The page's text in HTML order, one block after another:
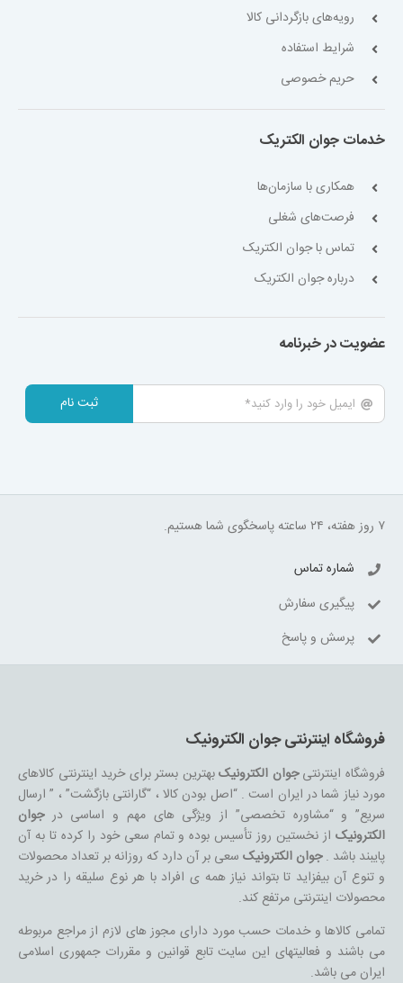
رویه‌های بازگردانی کالا
شرایط استفاده
حریم خصوصی
خدمات جوان الکتریک
همکاری با سازمان‌ها
فرصت‌های شغلی
تماس با جوان الکتریک
درباره جوان الکتریک
عضویت در خبرنامه
ثبت نام
۷ روز هفته، ۲۴ ساعته پاسخگوی شما هستیم.
شماره تماس
پیگیری سفارش
پرسش و پاسخ
فروشگاه اینترنتی جوان الکترونیک
فروشگاه اینترنتیجوان الکترونیکبهترین بستر برای خرید اینترنتی کالاهای
مورد نیاز شما در ایران است . “اصل بودن کالا ، “گارانتی بازگشت” ، ” ارسال
سریع” و “مشاوره تخصصی” از ویژگی های مهم و اساسی درجوان
الکترونیکاز نخستین روز تأسیس بوده و تمام سعی خود را کرده تا به آن
پایبند باشد .جوان الکترونیکسعی بر آن دارد که روزانه بر تعداد محصولات
و تنوع آن بیفزاید تا بتواند نیاز همه ی افراد با هر نوع سلیقه را در خرید
محصولات اینترنتی مرتفع کند.
تمامی کالاها و خدمات حسب مورد دارای مجوز های لازم از مراجع مربوطه
می باشند و فعالیتهای این سایت تابع قوانین و مقررات جمهوری اسلامی
ایران می باشد.